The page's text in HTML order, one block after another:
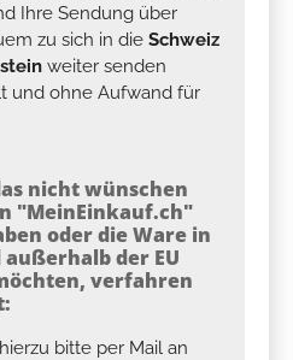
Ihre Sendung über
zu sich in die Schweiz
weiter senden
und ohne Aufwand für
nicht wünschen
"MeinEinkauf.ch"
oder die Ware in
der EU
verfahren
bitte per Mail an